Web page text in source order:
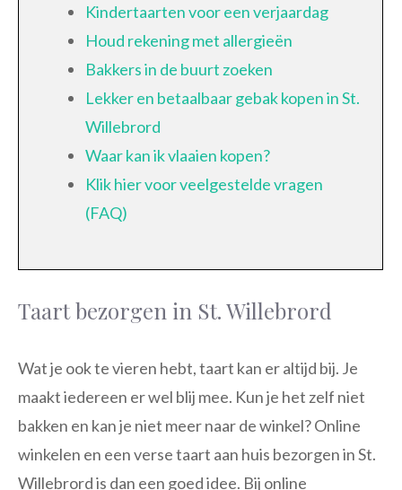
Kindertaarten voor een verjaardag
Houd rekening met allergieën
Bakkers in de buurt zoeken
Lekker en betaalbaar gebak kopen in St.
Willebrord
Waar kan ik vlaaien kopen?
Klik hier voor veelgestelde vragen
(FAQ)
Taart bezorgen in St. Willebrord
Wat je ook te vieren hebt, taart kan er altijd bij. Je
maakt iedereen er wel blij mee. Kun je het zelf niet
bakken en kan je niet meer naar de winkel? Online
winkelen en een verse taart aan huis bezorgen in St.
Willebrord is dan een goed idee. Bij online